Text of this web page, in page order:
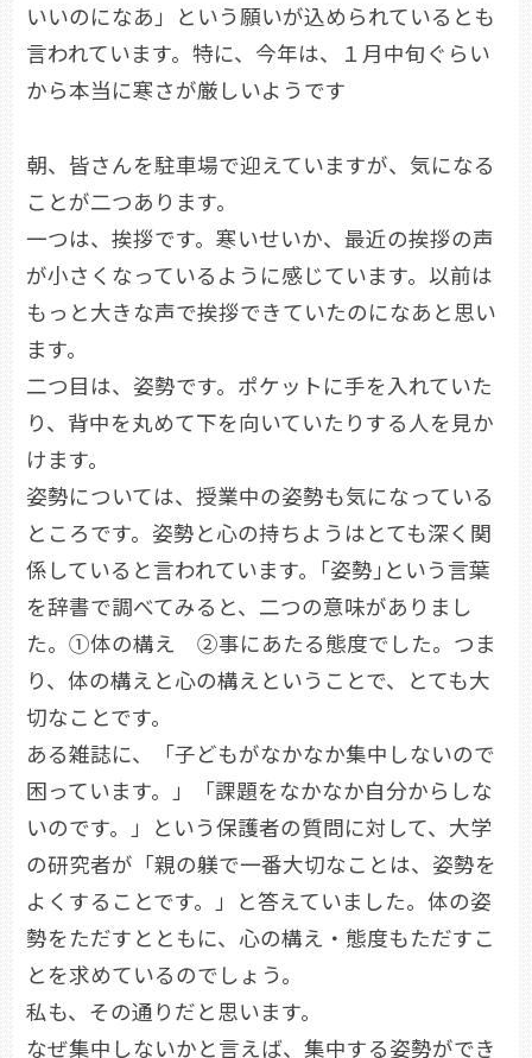
いいのになあ」という願いが込められているとも
言われています。特に、今年は、１月中旬ぐらい
から本当に寒さが厳しいようです
朝、皆さんを駐車場で迎えていますが、気になる
ことが二つあります。
一つは、挨拶です。寒いせいか、最近の挨拶の声
が小さくなっているように感じています。以前は
もっと大きな声で挨拶できていたのになあと思い
ます。
二つ目は、姿勢です。ポケットに手を入れていた
り、背中を丸めて下を向いていたりする人を見か
けます。
姿勢については、授業中の姿勢も気になっている
ところです。姿勢と心の持ちようはとても深く関
係していると言われています。｢姿勢｣という言葉
を辞書で調べてみると、二つの意味がありまし
た。①体の構え ②事にあたる態度でした。つま
り、体の構えと心の構えということで、とても大
切なことです。
ある雑誌に、「子どもがなかなか集中しないので
困っています。」「課題をなかなか自分からしな
いのです。」という保護者の質問に対して、大学
の研究者が「親の躾で一番大切なことは、姿勢を
よくすることです。」と答えていました。体の姿
勢をただすとともに、心の構え・態度もただすこ
とを求めているのでしょう。
私も、その通りだと思います。
なぜ集中しないかと言えば、集中する姿勢ができ